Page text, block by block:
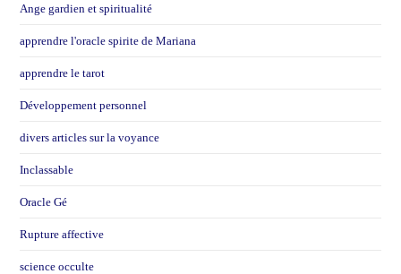
Ange gardien et spiritualité
apprendre l'oracle spirite de Mariana
apprendre le tarot
Développement personnel
divers articles sur la voyance
Inclassable
Oracle Gé
Rupture affective
science occulte